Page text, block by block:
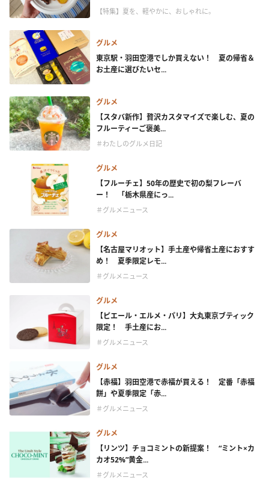
【特集】夏を、軽やかに、おしゃれに。
グルメ
東京駅・羽田空港でしか買えない！ 夏の帰省＆
お土産に選びたいセ...
グルメ
【スタバ新作】贅沢カスタマイズで楽しむ、夏の
フルーティーご褒美...
＃わたしのグルメ日記
グルメ
【フルーチェ】50年の歴史で初の梨フレーバ
ー！ 「栃木県産にっ...
＃グルメニュース
グルメ
【名古屋マリオット】手土産や帰省土産におすす
め！ 夏季限定レモ...
＃グルメニュース
グルメ
【ピエール・エルメ・パリ】大丸東京ブティック
限定！ 手土産にお...
＃グルメニュース
グルメ
【赤福】羽田空港で赤福が買える！ 定番「赤福
餅」や夏季限定「赤...
＃グルメニュース
グルメ
【リンツ】チョコミントの新提案！ “ミント×カ
カオ52%”黄金...
＃グルメニュース